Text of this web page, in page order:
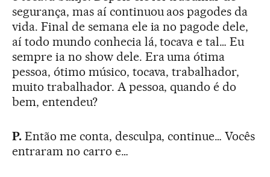
segurança, mas aí continuou aos pagodes da
vida. Final de semana ele ia no pagode dele,
aí todo mundo conhecia lá, tocava e tal… Eu
sempre ia no show dele. Era uma ótima
pessoa, ótimo músico, tocava, trabalhador,
muito trabalhador. A pessoa, quando é do
bem, entendeu?
P.Então me conta, desculpa, continue… Vocês
entraram no carro e…